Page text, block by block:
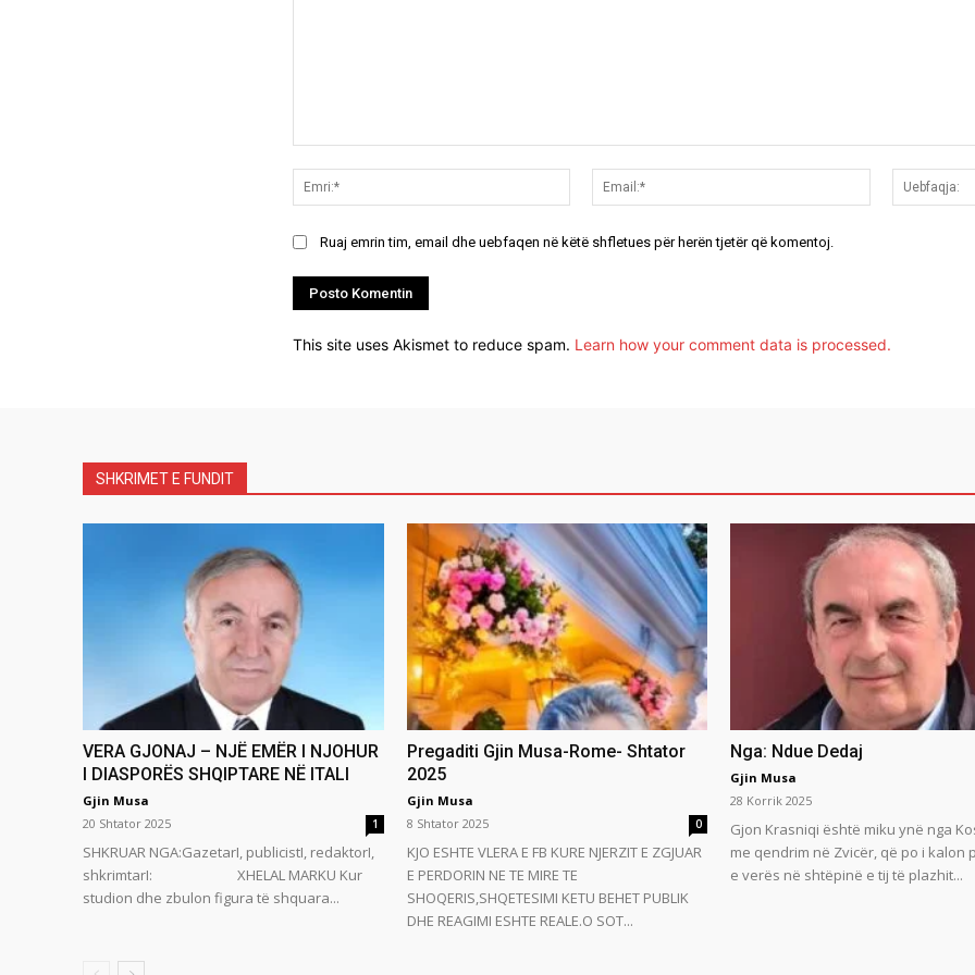
Emri:*
Email:*
Ruaj emrin tim, email dhe uebfaqen në këtë shfletues për herën tjetër që komentoj.
This site uses Akismet to reduce spam. Learn how your comment data is processed.
SHKRIMET E FUNDIT
VERA GJONAJ – NJË EMËR I NJOHUR
I DIASPORËS SHQIPTARE NË ITALI
Gjin Musa
20 Shtator 2025
1
SHKRUAR NGA:GazetarI, publicistI, redaktorI,
shkrimtarI: XHELAL MARKU Kur
studion dhe zbulon figura të shquara...
Pregaditi Gjin Musa-Rome- Shtator
2025
Gjin Musa
8 Shtator 2025
0
KJO ESHTE VLERA E FB KURE NJERZIT E ZGJUAR
E PERDORIN NE TE MIRE TE
SHOQERIS,SHQETESIMI KETU BEHET PUBLIK
DHE REAGIMI ESHTE REALE.O SOT...
Nga: Ndue Dedaj
Gjin Musa
28 Korrik 2025
Gjon Krasniqi është miku ynë nga
me qendrim në Zvicër, që po i kalon
e verës në shtëpinë e tij të plazhit...